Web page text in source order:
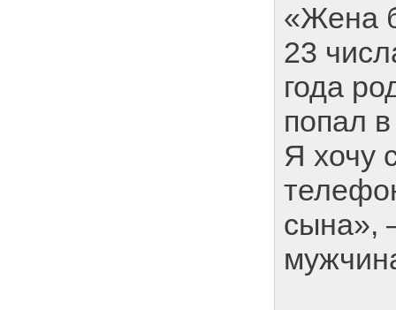
«Жена
23
года
попал
Я хочу
сына»,